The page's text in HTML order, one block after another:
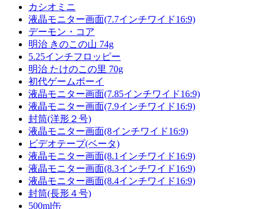
カシオミニ
液晶モニター画面(7.7インチワイド16:9)
デーモン・コア
明治 きのこの山 74g
5.25インチフロッピー
明治 たけのこの里 70g
初代ゲームボーイ
液晶モニター画面(7.85インチワイド16:9)
液晶モニター画面(7.9インチワイド16:9)
封筒(洋形２号)
液晶モニター画面(8インチワイド16:9)
ビデオテープ(ベータ)
液晶モニター画面(8.1インチワイド16:9)
液晶モニター画面(8.3インチワイド16:9)
液晶モニター画面(8.4インチワイド16:9)
封筒(長形４号)
500ml缶